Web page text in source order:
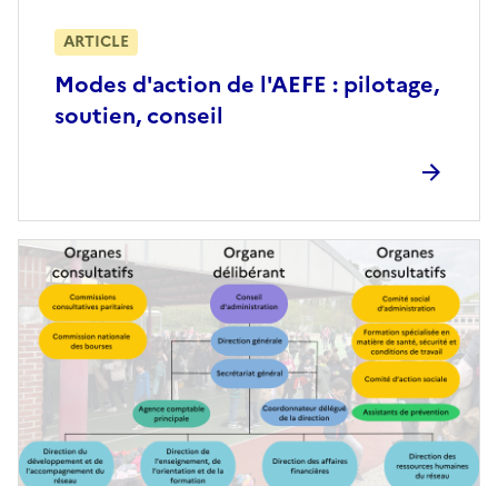
Modes d'action de l'AEFE : pilotage,
soutien, conseil
ARTICLE